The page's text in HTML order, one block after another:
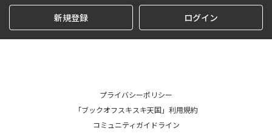
新規登録 ログイン
プライバシーポリシー
「ブックオフスキスキ天国」利用規約
コミュニティガイドライン